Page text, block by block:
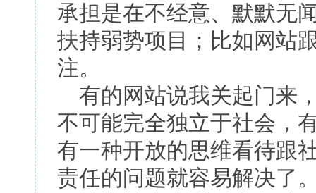
承担是在不经意、默默无
扶持弱势项目；比如网站
注。
有的网站说我关起门来
不可能完全独立于社会，
有一种开放的思维看待跟
责任的问题就容易解决了